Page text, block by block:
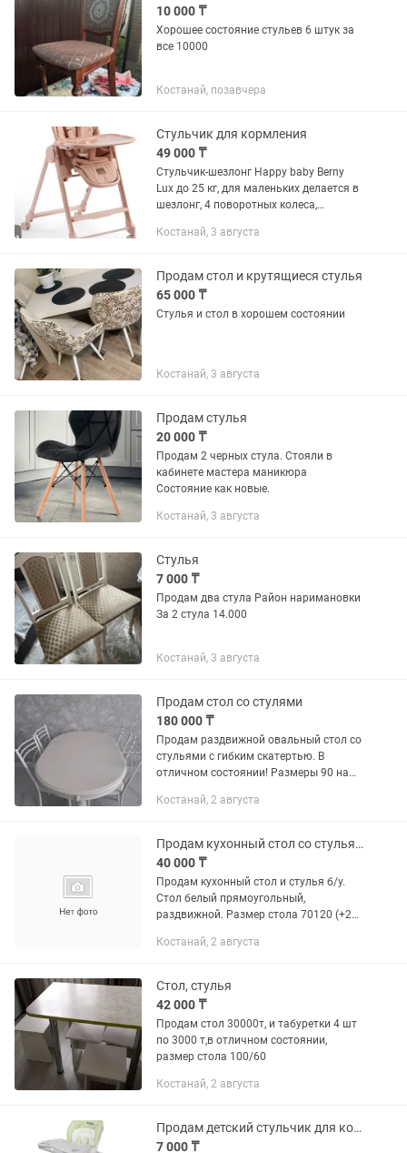
10 000 ₸
Хорошее состояние стульев 6 штук за
все 10000
Костанай, позавчера
Стульчик для кормления
49 000 ₸
Стульчик-шезлонг Happy baby Berny
Lux до 25 кг, для маленьких делается в
шезлонг, 4 поворотных колеса,
на
Костанай, 3 августа
Продам стол и крутящиеся стулья
65 000 ₸
Стулья и стол в хорошем состоянии
Костанай, 3 августа
Продам стулья
20 000 ₸
Продам 2 черных стула. Стояли в
кабинете мастера маникюра
Состояние как новые.
Костанай, 3 августа
Стулья
7 000 ₸
Продам два стула Район наримановки
За 2 стула 14.000
Костанай, 3 августа
Продам стол со стулями
180 000 ₸
Продам раздвижной овальный стол со
стульями с гибким скатертью. В
отличном состоянии! Размеры 90 на
Костанай, 2 августа
Продам кухонный стол со стульями
40 000 ₸
Продам кухонный стол и стулья б/у.
Стол белый прямоугольный,
раздвижной. Размер стола 70120 (+20
каркас металлический, сидения и
Костанай, 2 августа
Стол, стулья
42 000 ₸
Продам стол 30000т, и табуретки 4 шт
по 3000 т,в отличном состоянии,
размер стола 100/60
Костанай, 2 августа
Продам детский стульчик для кормления
7 000 ₸